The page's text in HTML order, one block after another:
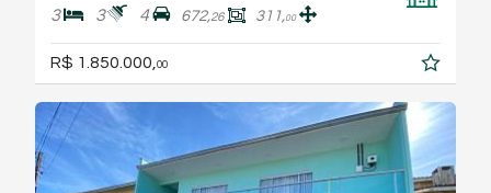
3 3 4 672,26 311,00
R$ 1.850.000, 00